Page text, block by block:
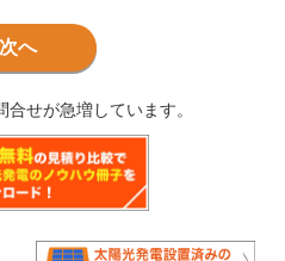
次へ
せが急増しています。